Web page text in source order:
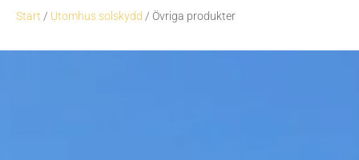
Start / Utomhus solskydd / Övriga produkter